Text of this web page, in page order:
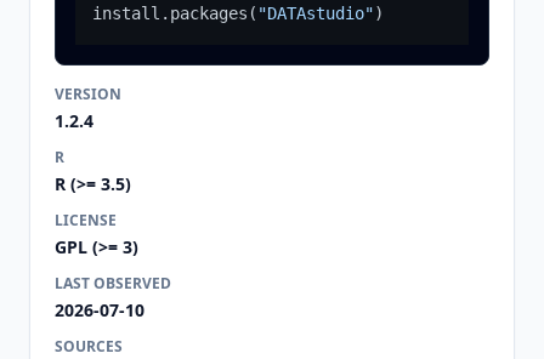
install.packages ( "DATAstudio")
VERSION
1.2.4
R
R (>= 3.5)
LICENSE
GPL (>= 3)
LAST OBSERVED
2026-07-10
SOURCES